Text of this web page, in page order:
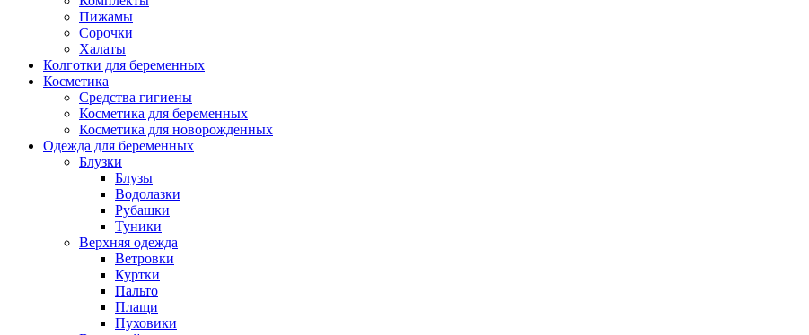
Пижамы
Сорочки
Халаты
Колготки для беременных
Косметика
Cредства гигиены
Косметика для беременных
Косметика для новорожденных
Одежда для беременных
Блузки
Блузы
Водолазки
Рубашки
Туники
Верхняя одежда
Ветровки
Куртки
Пальто
Плащи
Пуховики